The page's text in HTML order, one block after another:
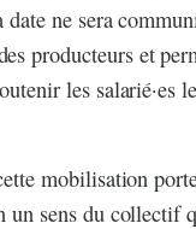
ne sera
producteurs et
les
mobilisation
sens du collectif